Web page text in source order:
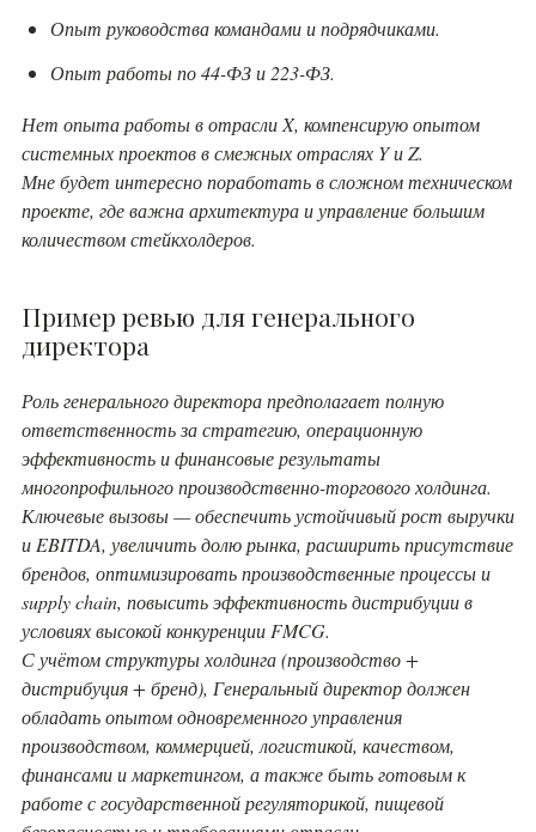
Опыт руководства командами и подрядчиками.
Опыт работы по 44-ФЗ и 223-ФЗ.
Нет опыта работы в отрасли X, компенсирую опытом
системных проектов в смежных отраслях Y и Z.
Мне будет интересно поработать в сложном техническом
проекте, где важна архитектура и управление большим
количеством стейкхолдеров.
Пример ревью для генерального
директора
Роль генерального директора предполагает полную
ответственность за стратегию, операционную
эффективность и финансовые результаты
многопрофильного производственно-торгового холдинга.
Ключевые вызовы — обеспечить устойчивый рост выручки
и EBITDA, увеличить долю рынка, расширить присутствие
брендов, оптимизировать производственные процессы и
supply chain, повысить эффективность дистрибуции в
условиях высокой конкуренции FMCG.
С учётом структуры холдинга (производство +
дистрибуция + бренд), Генеральный директор должен
обладать опытом одновременного управления
производством, коммерцией, логистикой, качеством,
финансами и маркетингом, а также быть готовым к
работе с государственной регуляторикой, пищевой